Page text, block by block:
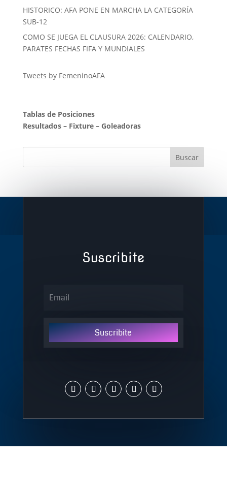
HISTORICO: AFA PONE EN MARCHA LA CATEGORÍA
SUB-12
COMO SE JUEGA EL CLAUSURA 2026: CALENDARIO,
PARATES FECHAS FIFA Y MUNDIALES
Tweets by FemeninoAFA
Tablas de Posiciones
Resultados– Fixture– Goleadoras
Suscribite
Suscribite